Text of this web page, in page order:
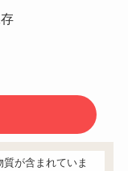
が含まれていま